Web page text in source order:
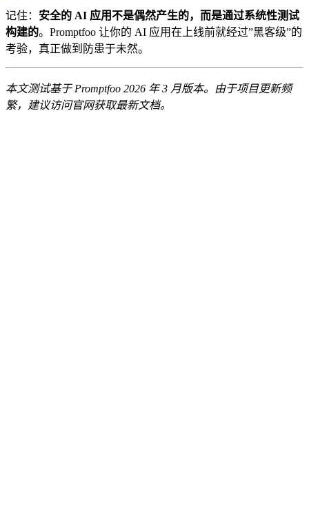
记住： 安全的 AI 应用不是偶然产生的，而是通过系统性测试
构建的。Promptfoo 让你的 AI 应用在上线前就经过”黑客级”的
考验，真正做到防患于未然。
本文测试基于 Promptfoo 2026 年 3 月版本。由于项目更新频
繁，建议访问官网获取最新文档。